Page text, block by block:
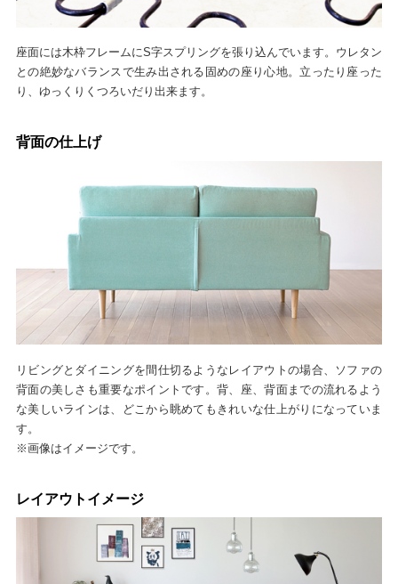
座面には木枠フレームにS字スプリングを張り込んでいます。ウレタン
との絶妙なバランスで生み出される固めの座り心地。立ったり座った
り、ゆっくりくつろいだり出来ます。
背面の仕上げ
リビングとダイニングを間仕切るようなレイアウトの場合、ソファの
背面の美しさも重要なポイントです。背、座、背面までの流れるよう
な美しいラインは、どこから眺めてもきれいな仕上がりになっていま
す。
※画像はイメージです。
レイアウトイメージ